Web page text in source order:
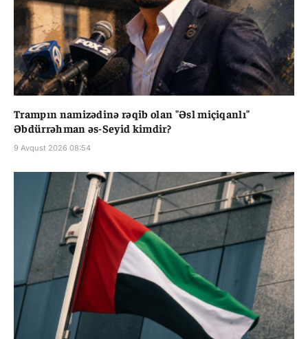
Trampın namizədinə rəqib olan "Əsl miçiqanlı"
Əbdürrəhman əs-Seyid kimdir?
9 Avqust 2026 08:54